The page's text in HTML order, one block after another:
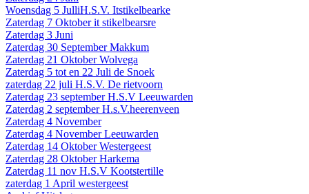
Woensdag 5 JulliH.S.V. Itstikelbearke
Zaterdag 7 Oktober it stikelbearsre
Zaterdag 3 Juni
Zaterdag 30 September Makkum
Zaterdag 21 Oktober Wolvega
Zaterdag 5 tot en 22 Juli de Snoek
zaterdag 22 juli H.S.V. De rietvoorn
Zaterdag 23 september H.S.V Leeuwarden
Zaterdag 2 september H.s.V.heerenveen
Zaterdag 4 November
Zaterdag 4 November Leeuwarden
Zaterdag 14 Oktober Westergeest
Zaterdag 28 Oktober Harkema
Zaterdag 11 nov H.S.V Kootstertille
zaterdag 1 April westergeest